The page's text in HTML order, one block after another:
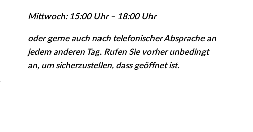
Mittwoch: 15:00 Uhr – 18:00 Uhr
oder gerne auch nach telefonischer Absprache an
jedem anderen Tag. Rufen Sie vor­herunbedingt
an, um sicher­zu­stellen, dass geöffnet ist.